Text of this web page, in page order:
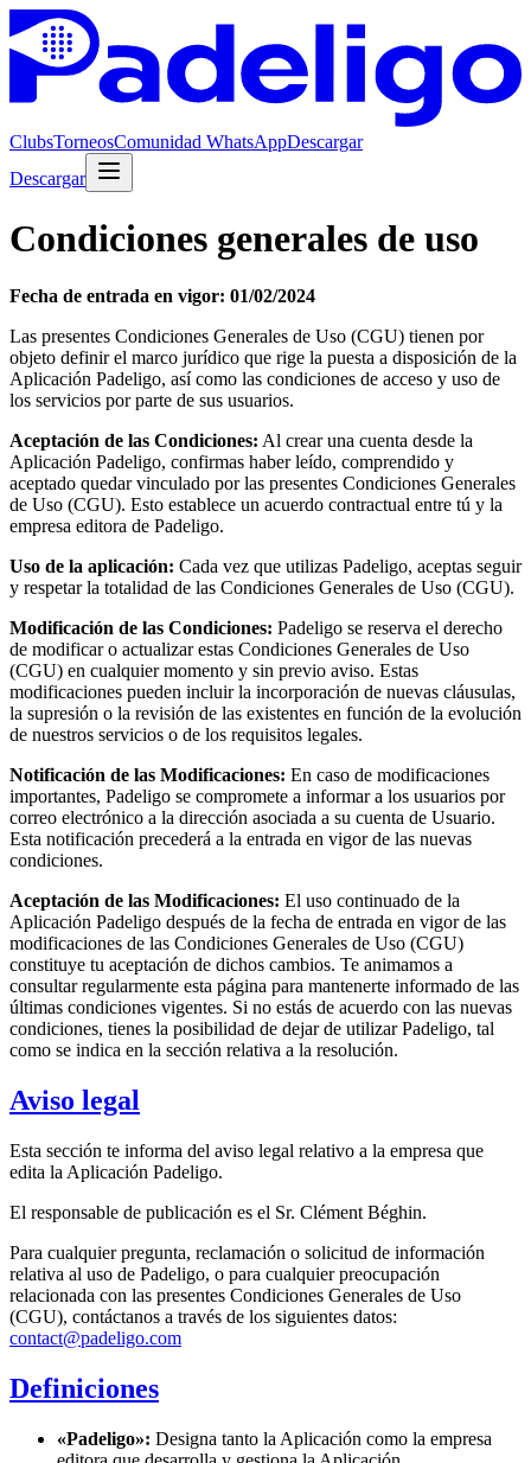
ClubsTorneosComunidad WhatsAppDescargar
Descargar
Condiciones generales de uso
Fecha de entrada en vigor: 01/02/2024
Las presentes Condiciones Generales de Uso (CGU) tienen por
objeto definir el marco jurídico que rige la puesta a disposición de la
Aplicación Padeligo, así como las condiciones de acceso y uso de
los servicios por parte de sus usuarios.
Aceptación de las Condiciones: Al crear una cuenta desde la
Aplicación Padeligo, confirmas haber leído, comprendido y
aceptado quedar vinculado por las presentes Condiciones Generales
de Uso (CGU). Esto establece un acuerdo contractual entre tú y la
empresa editora de Padeligo.
Uso de la aplicación: Cada vez que utilizas Padeligo, aceptas seguir
y respetar la totalidad de las Condiciones Generales de Uso (CGU).
Modificación de las Condiciones: Padeligo se reserva el derecho
de modificar o actualizar estas Condiciones Generales de Uso
(CGU) en cualquier momento y sin previo aviso. Estas
modificaciones pueden incluir la incorporación de nuevas cláusulas,
la supresión o la revisión de las existentes en función de la evolución
de nuestros servicios o de los requisitos legales.
Notificación de las Modificaciones: En caso de modificaciones
importantes, Padeligo se compromete a informar a los usuarios por
correo electrónico a la dirección asociada a su cuenta de Usuario.
Esta notificación precederá a la entrada en vigor de las nuevas
condiciones.
Aceptación de las Modificaciones: El uso continuado de la
Aplicación Padeligo después de la fecha de entrada en vigor de las
modificaciones de las Condiciones Generales de Uso (CGU)
constituye tu aceptación de dichos cambios. Te animamos a
consultar regularmente esta página para mantenerte informado de las
últimas condiciones vigentes. Si no estás de acuerdo con las nuevas
condiciones, tienes la posibilidad de dejar de utilizar Padeligo, tal
como se indica en la sección relativa a la resolución.
Aviso legal
Esta sección te informa del aviso legal relativo a la empresa que
edita la Aplicación Padeligo.
El responsable de publicación es el Sr. Clément Béghin.
Para cualquier pregunta, reclamación o solicitud de información
relativa al uso de Padeligo, o para cualquier preocupación
relacionada con las presentes Condiciones Generales de Uso
(CGU), contáctanos a través de los siguientes datos:
contact@padeligo.com
Definiciones
«Padeligo»: Designa tanto la Aplicación como la empresa